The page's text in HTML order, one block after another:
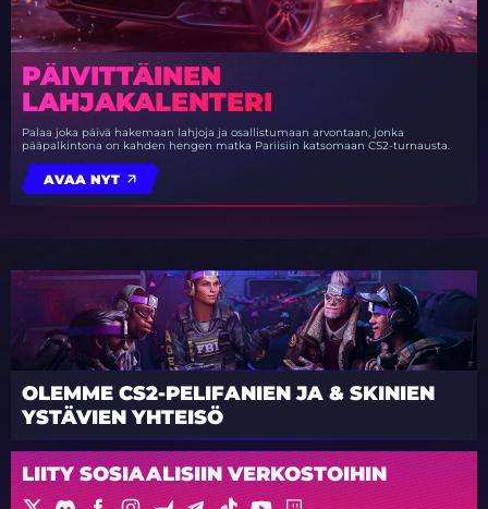
PÄIVITTÄINEN
LAHJAKALENTERI
Palaa joka päivä hakemaan lahjoja ja osallistumaan arvontaan, jonka
pääpalkintona on kahden hengen matka Pariisiin katsomaan CS2-turnausta.
AVAA NYT
OLEMME CS2-PELIFANIEN JA & SKINIEN
YSTÄVIEN YHTEISÖ
LIITY SOSIAALISIIN VERKOSTOIHIN